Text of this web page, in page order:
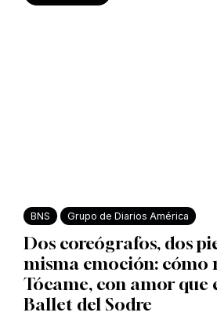
BNS Grupo de Diarios América
Dos coreógrafos, dos
misma emoción: cómo
Tócame, con amor que
Ballet del Sodre